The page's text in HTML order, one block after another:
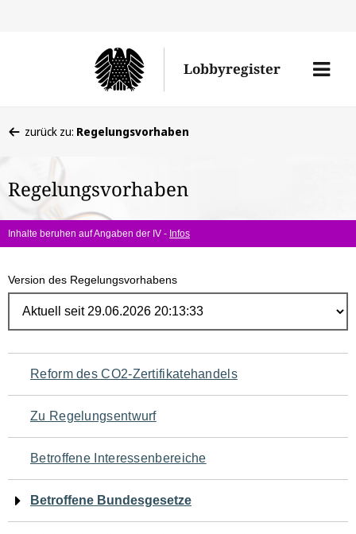
Lobbyregister
Menü
befinden
hier:
zurück zu: Regelungsvorhaben
Regelungsvorhaben
Inhalte beruhen auf Angaben der IV - Infos
Version des Regelungsvorhabens
Navigation
für
den
Seiteninhalt
Reform des CO2-Zertifikatehandels
Zu Regelungsentwurf
Betroffene Interessenbereiche
Betroffene Bundesgesetze